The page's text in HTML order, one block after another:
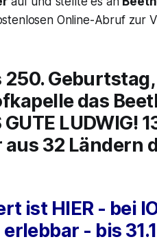
Online-Abruf zur
Geburtstag,
das
GUTE LUDWIG!
32 Ländern
ist HIER - bei
erlebbar - bis